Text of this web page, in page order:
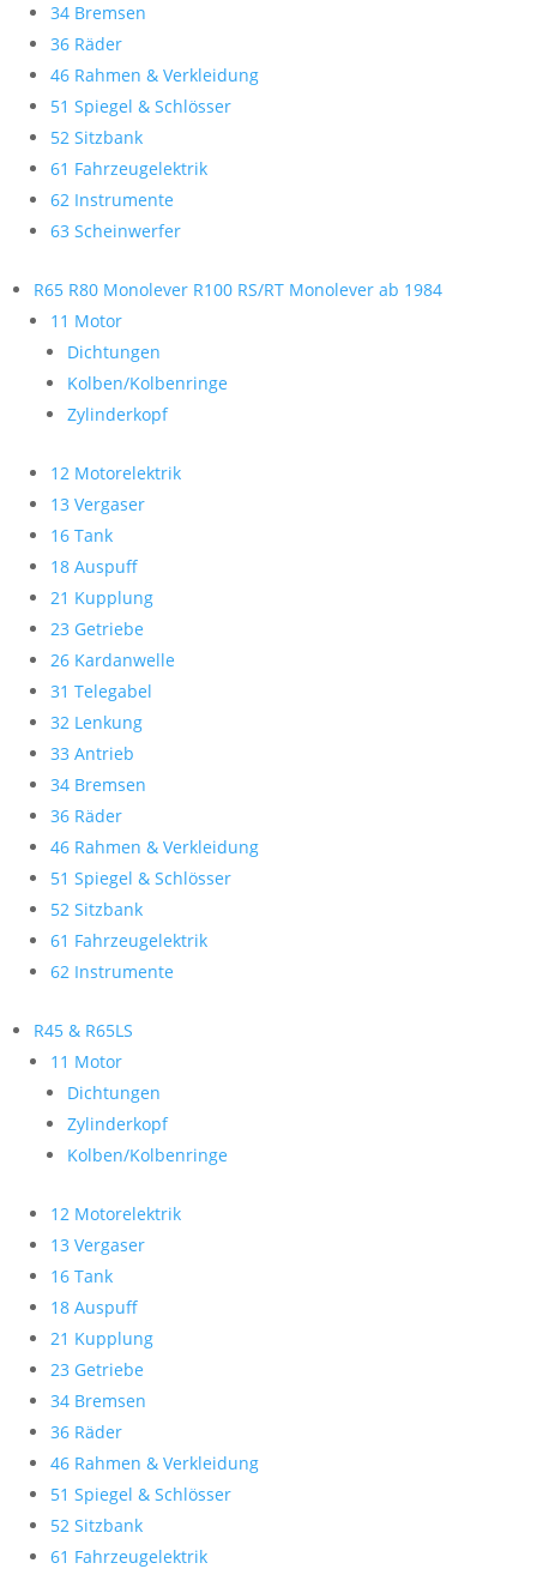
34 Bremsen
36 Räder
46 Rahmen & Verkleidung
51 Spiegel & Schlösser
52 Sitzbank
61 Fahrzeugelektrik
62 Instrumente
63 Scheinwerfer
R65 R80 Monolever R100 RS/RT Monolever ab 1984
11 Motor
Dichtungen
Kolben/Kolbenringe
Zylinderkopf
12 Motorelektrik
13 Vergaser
16 Tank
18 Auspuff
21 Kupplung
23 Getriebe
26 Kardanwelle
31 Telegabel
32 Lenkung
33 Antrieb
34 Bremsen
36 Räder
46 Rahmen & Verkleidung
51 Spiegel & Schlösser
52 Sitzbank
61 Fahrzeugelektrik
62 Instrumente
R45 & R65LS
11 Motor
Dichtungen
Zylinderkopf
Kolben/Kolbenringe
12 Motorelektrik
13 Vergaser
16 Tank
18 Auspuff
21 Kupplung
23 Getriebe
34 Bremsen
36 Räder
46 Rahmen & Verkleidung
51 Spiegel & Schlösser
52 Sitzbank
61 Fahrzeugelektrik